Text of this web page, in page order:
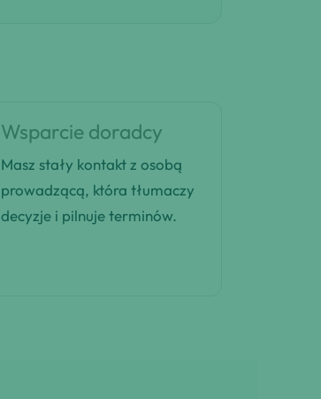
Wsparcie doradcy
Masz stały kontakt z osobą
prowadzącą, która tłumaczy
decyzje i pilnuje terminów.